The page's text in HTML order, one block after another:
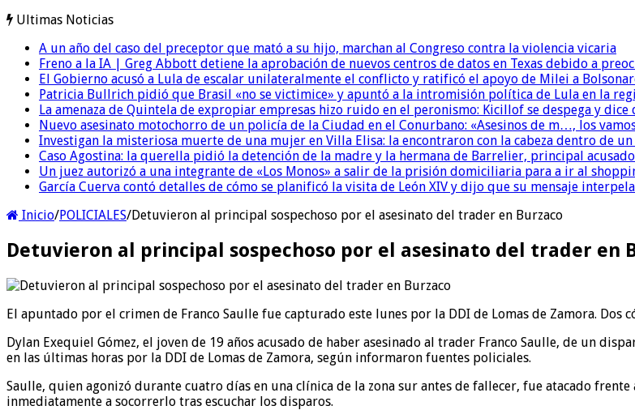
Ultimas Noticias
A un año del caso del preceptor que mató a su hijo, marchan al Congreso contra la violencia vicaria
Freno a la IA | Greg Abbott detiene la aprobación de nuevos centros de datos en Texas debido a
El Gobierno acusó a Lula de escalar unilateralmente el conflicto y ratificó el apoyo de Milei a
Patricia Bullrich pidió que Brasil «no se victimice» y apuntó a la intromisión política de Lula en la
La amenaza de Quintela de expropiar empresas hizo ruido en el peronismo: Kicillof se despega y
Nuevo asesinato motochorro de un policía de la Ciudad en el Conurbano: «Asesinos de m…, los
Investigan la misteriosa muerte de una mujer en Villa Elisa: la encontraron con la cabeza dentro de
Caso Agostina: la querella pidió la detención de la madre y la hermana de Barrelier, principal
Un juez autorizó a una integrante de «Los Monos» a salir de la prisión domiciliaria para a ir al
García Cuerva contó detalles de cómo se planificó la visita de León XIV y dijo que su mensaje
Inicio/POLICIALES/Detuvieron al principal sospechoso por el asesinato del trader en Burzaco
Detuvieron al principal sospechoso por el asesinato del trader en
El apuntado por el crimen de Franco Saulle fue capturado este lunes por la DDI de Lomas de Zamora. Dos
Dylan Exequiel Gómez, el joven de 19 años acusado de haber asesinado al trader Franco Saulle, de un
en las últimas horas por la DDI de Lomas de Zamora, según informaron fuentes policiales.
Saulle, quien agonizó durante cuatro días en una clínica de la zona sur antes de fallecer, fue atacado
inmediatamente a socorrerlo tras escuchar los disparos.